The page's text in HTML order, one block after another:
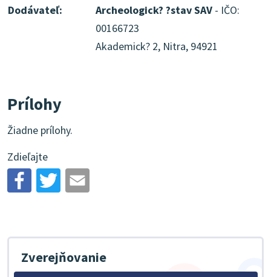
Dodávateľ:
Archeologick? ?stav SAV - IČO:
00166723
Akademick? 2, Nitra, 94921
Prílohy
Žiadne prílohy.
Zdieľajte
Zverejňovanie